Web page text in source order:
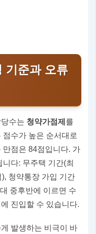
기준과 오류
수는 청약가점제 를
수가 높은 순서대로
만점은 84점입니다. 가
다: 무주택 기간(최
청약통장 가입 기간
중후반에 이르면 수
진입할 수 있습니다.
발생하는 비극이 바